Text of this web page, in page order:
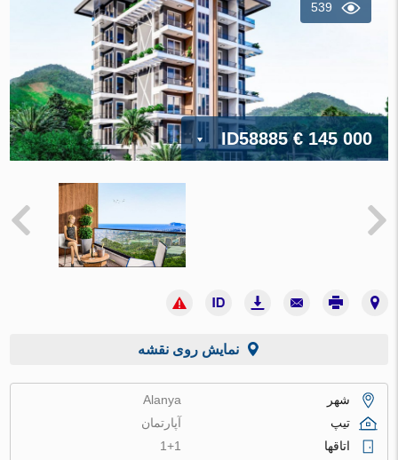
539
ID58885€ 145 000
نمایش روی نقشه
شهر
Alanya
تیپ
آپارتمان
اتاقها
1+1